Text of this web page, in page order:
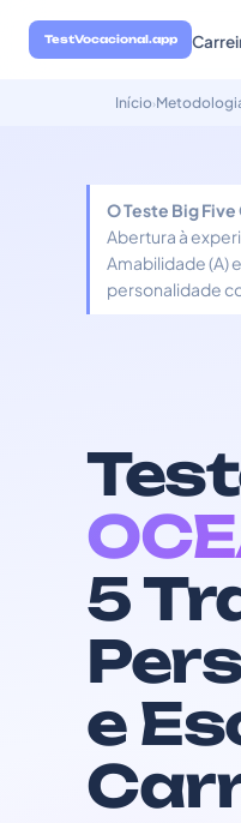
TestVocacional.app
Início›
O Teste Big Five
Abertura à
Amabilidade (A)
personalidade
5
e